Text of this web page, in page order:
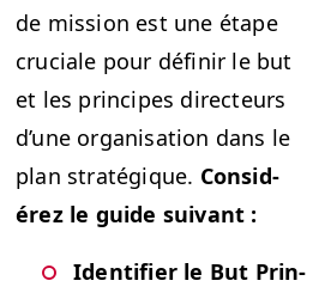
de mis­sion est une étape
cru­ciale pour définir le but
et les principes directeurs
d’une organ­i­sa­tion dans le
plan stratégique. Con­sid­
érez le guide suivant :
Iden­ti­fi­er le But Prin­